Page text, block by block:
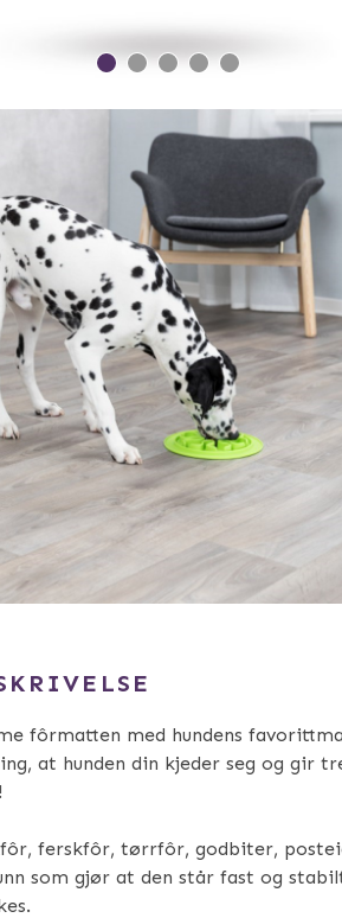
fôrmatten med hundens
at hunden din kjeder seg og gir
ferskfôr, tørrfôr, godbiter,
som gjør at den står fast og